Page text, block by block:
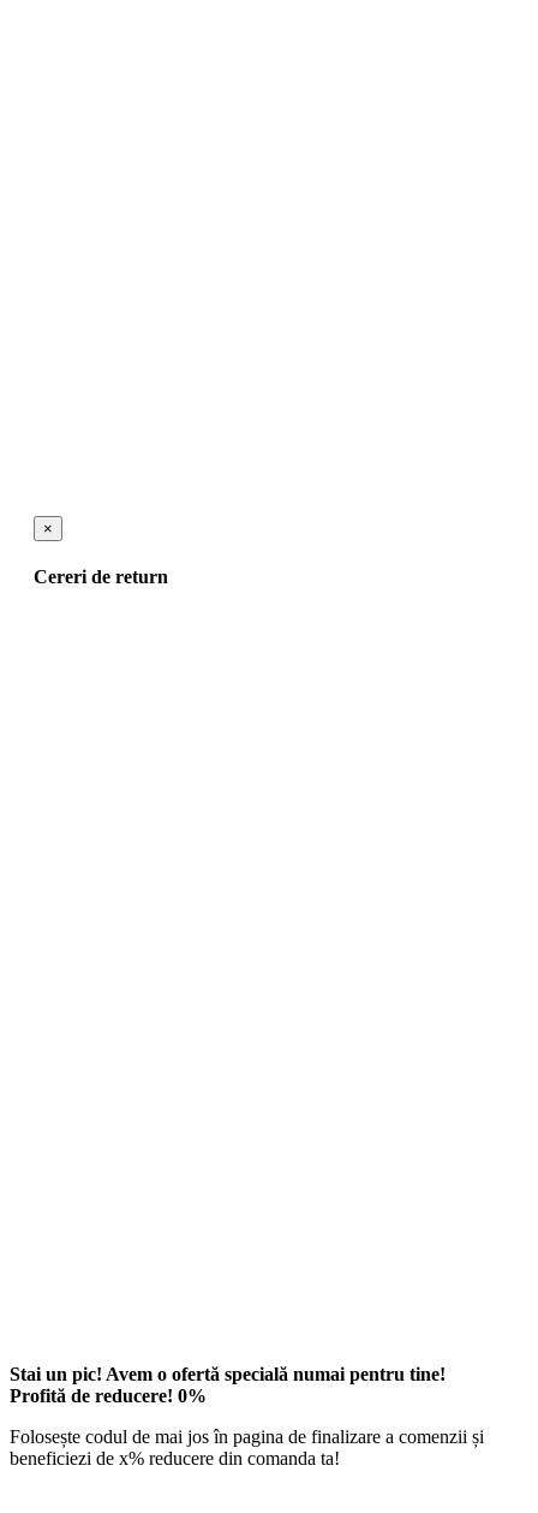
×
Cereri de return
Stai un pic! Avem o ofertă specială numai pentru tine!
Profită de reducere! 0%
Folosește codul de mai jos în pagina de finalizare a comenzii și
beneficiezi de x% reducere din comanda ta!